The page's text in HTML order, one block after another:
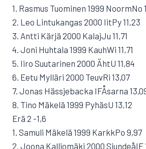
1. Rasmus Tuominen 1999 NoormNo
2. Leo Lintukangas 2000 IitPy 11,23
3. Antti Kärjä 2000 KalajJu 11,71
4. Joni Huhtala 1999 KauhWi 11,71
5. Iiro Suutarinen 2000 ÄhtU 11,84
6. Eetu Mylläri 2000 TeuvRi 13,07
7. Jonas Hässjebacka IFÅsarna
8. Tino Mäkelä 1999 PyhäsU 13,12
Erä 2 -1,6
1. Samuli Mäkelä 1999 KarkkPo 9,97
2. Joona Kalliomäki 2000 SjundeåIF